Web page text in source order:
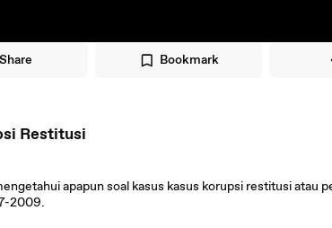
Share Bookmark
Restitusi
apapun soal kasus kasus korupsi restitusi atau
2009.